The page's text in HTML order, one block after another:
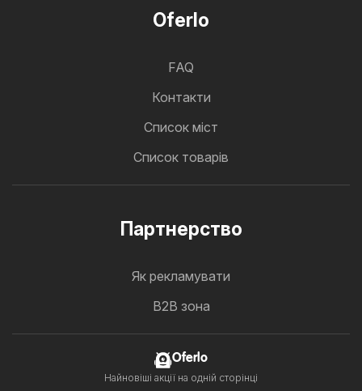
Oferlo
FAQ
Контакти
Cписок міст
Список товарів
Партнерство
Як рекламувати
B2B зона
Oferlo
Найновіші акції на одній сторінці